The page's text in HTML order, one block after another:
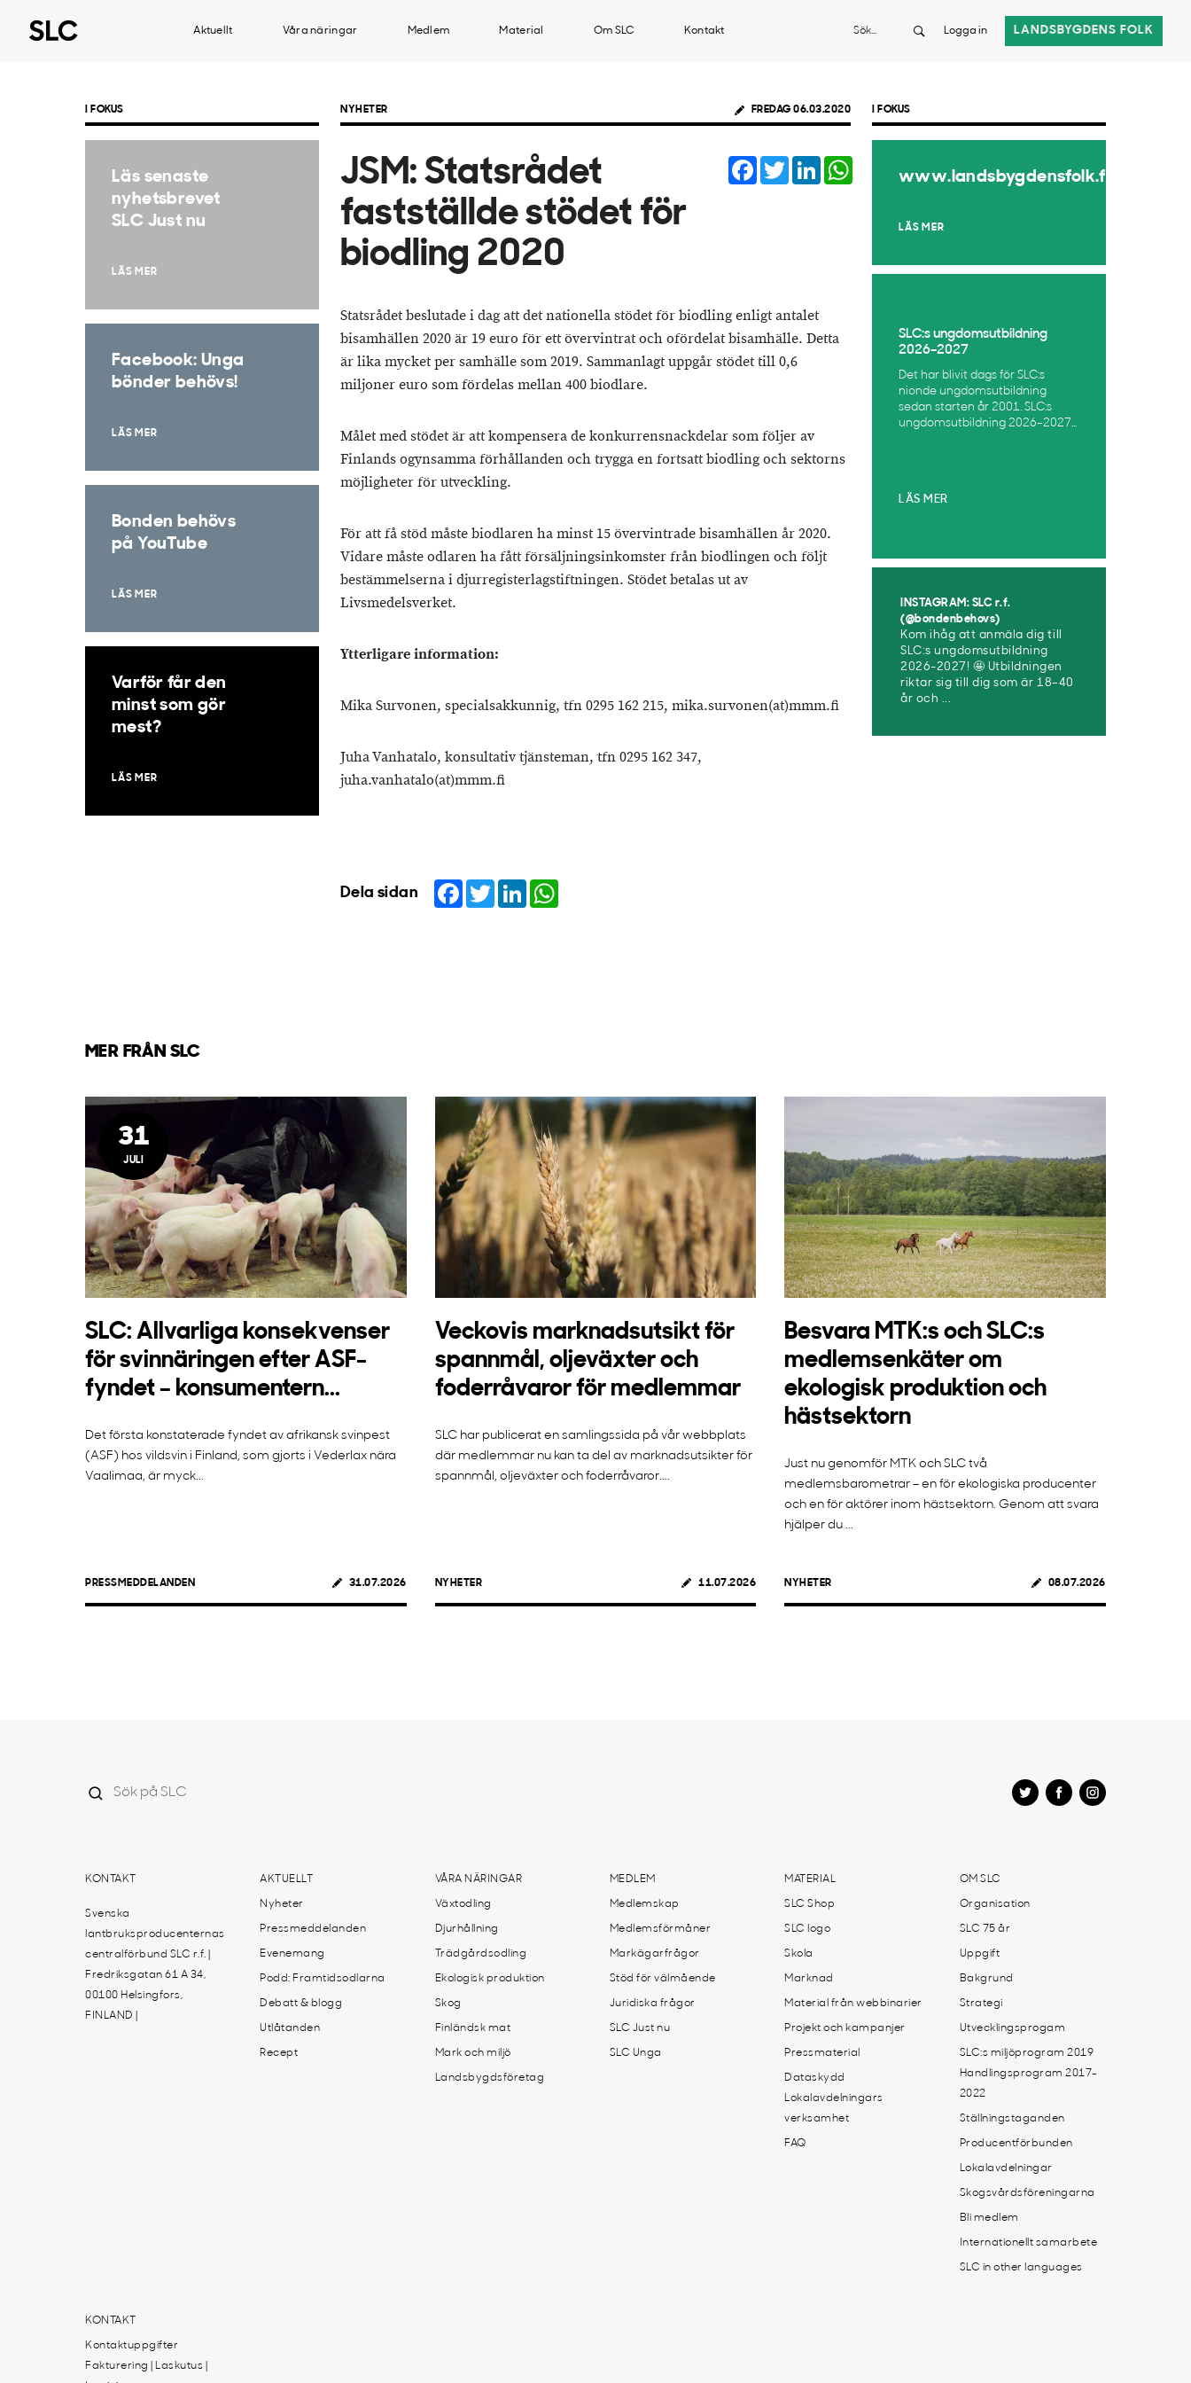
Aktuellt Våra näringar Medlem Material Om SLC Kontakt Sök Logga in LANDSBYGDENS FOLK
NYHETER FREDAG 06.03.2020
JSM: Statsrådet
fastställde stödet för
biodling 2020
Facebook
TwitterLinkedIn
Statsrådet beslutade i dag att det nationella stödet för biodling enligt antalet
bisamhällen 2020 är 19 euro för ett övervintrat och ofördelat bisamhälle. Detta
är lika mycket per samhälle som 2019. Sammanlagt uppgår stödet till 0,6
miljoner euro som fördelas mellan 400 biodlare.
Målet med stödet är att kompensera de konkurrensnackdelar som följer av
Finlands ogynsamma förhållanden och trygga en fortsatt biodling och sektorns
möjligheter för utveckling.
För att få stöd måste biodlaren ha minst 15 övervintrade bisamhällen år 2020.
Vidare måste odlaren ha fått försäljningsinkomster från biodlingen och följt
bestämmelserna i djurregisterlagstiftningen. Stödet betalas ut av
Livsmedelsverket.
Ytterligare information:
Mika Survonen, specialsakkunnig, tfn 0295 162 215, mika.survonen(at)mmm.fi
Juha Vanhatalo, konsultativ tjänsteman, tfn 0295 162 347,
juha.vanhatalo(at)mmm.fi
Dela sidan Facebook
TwitterLinkedIn
I FOKUS
Läs senaste
nyhetsbrevet
SLC Just nu
LÄS MER
Facebook: Unga
bönder behövs!
LÄS MER
Bonden behövs
på YouTube
LÄS MER
Varför får den
minst som gör
mest?
LÄS MER
I FOKUS
www.landsbygdensfolk.fi
LÄS MER
SLC:s ungdomsutbildning
2026–2027
Det har blivit dags för SLC:s
nionde ungdomsutbildning
sedan starten år 2001. SLC:s
ungdomsutbildning 2026–2027...
LÄS MER
INSTAGRAM: SLC r.f.
(@bondenbehovs)
Kom ihåg att anmäla dig till
SLC:s ungdomsutbildning
2026-2027! 🤩 Utbildningen
riktar sig till dig som är 18–40
år och ...
MER FRÅN SLC
31
JULI
SLC: Allvarliga konsekvenser
för svinnäringen efter ASF-
fyndet – konsumentern...
Det första konstaterade fyndet av afrikansk svinpest
(ASF) hos vildsvin i Finland, som gjorts i Vederlax nära
Vaalimaa, är myck...
PRESSMEDDELANDEN 31.07.2026
Veckovis marknadsutsikt för
spannmål, oljeväxter och
foderråvaror för medlemmar
SLC har publicerat en samlingssida på vår webbplats
där medlemmar nu kan ta del av marknadsutsikter för
spannmål, oljeväxter och foderråvaror....
NYHETER 11.07.2026
Besvara MTK:s och SLC:s
medlemsenkäter om
ekologisk produktion och
hästsektorn
Just nu genomför MTK och SLC två
medlemsbarometrar – en för ekologiska producenter
och en för aktörer inom hästsektorn. Genom att svara
hjälper du ...
NYHETER 08.07.2026
KONTAKT
Svenska
lantbruksproducenternas
centralförbund SLC r.f. |
Fredriksgatan 61 A 34,
00100 Helsingfors,
FINLAND |
AKTUELLT
Nyheter
Pressmeddelanden
Evenemang
Podd: Framtidsodlarna
Debatt & blogg
Utlåtanden
Recept
VÅRA NÄRINGAR
Växtodling
Djurhållning
Trädgårdsodling
Ekologisk produktion
Skog
Finländsk mat
Mark och miljö
Landsbygdsföretag
MEDLEM
Medlemskap
Medlemsförmåner
Markägarfrågor
Stöd för välmående
Juridiska frågor
SLC Just nu
SLC Unga
MATERIAL
SLC Shop
SLC logo
Skola
Marknad
Material från webbinarier
Projekt och kampanjer
Pressmaterial
Dataskydd
Lokalavdelningars
verksamhet
FAQ
OM SLC
Organisation
SLC 75 år
Uppgift
Bakgrund
Strategi
Utvecklingsprogam
SLC:s miljöprogram 2019
Handlingsprogram 2017-
2022
Ställningstaganden
Producentförbunden
Lokalavdelningar
Skogsvårdsföreningarna
Bli medlem
Internationellt samarbete
SLC in other languages
KONTAKT
Kontaktuppgifter
Fakturering | Laskutus |